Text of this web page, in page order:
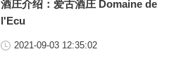
酒庄介绍：爱古酒庄 Domaine de
l'Ecu
2021-09-03 12:35:02